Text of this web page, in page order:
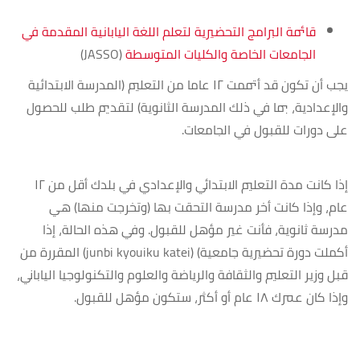
قائمة البرامج التحضيرية لتعلم اللغة اليابانية المقدمة في
الجامعات الخاصة والكليات المتوسطة(JASSO)
يجب أن تكون قد أتممت ١٢ عاما من التعليم (المدرسة الابتدائية
والإعدادية، بما في ذلك المدرسة الثانوية) لتقديم طلب للحصول
على دورات للقبول في الجامعات.
إذا كانت مدة التعليم الابتدائي والإعدادي في بلدك أقل من ١٢
عام، وإذا كانت أخر مدرسة التحقت بها (وتخرجت منها) هي
مدرسة ثانوية، فأنت غير مؤهل للقبول. وفي هذه الحالة، إذا
أكملت دورة تحضيرية جامعية) (junbi kyouiku katei) المقررة من
قبل وزير التعليم والثقافة والرياضة والعلوم والتكنولوجيا الياباني،
وإذا كان عمرك ١٨ عام أو أكثر، ستكون مؤهل للقبول.